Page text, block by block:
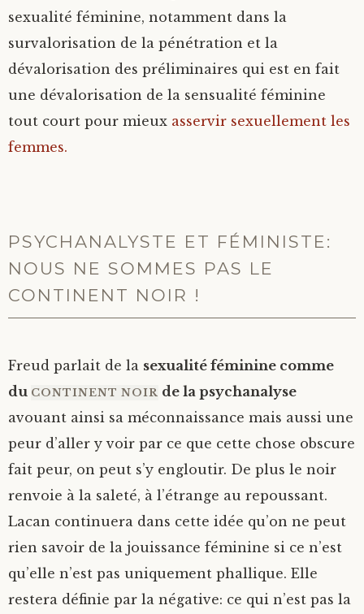
sexualité féminine, notamment dans la
survalorisation de la pénétration et la
dévalorisation des préliminaires qui est en fait
une dévalorisation de la sensualité féminine
tout court pour mieux asservir sexuellement les
femmes.
PSYCHANALYSTE ET FÉMINISTE:
NOUS NE SOMMES PAS LE
CONTINENT NOIR !
Freud parlait de la sexualité féminine comme
du CONTINENT NOIR de la psychanalyse
avouant ainsi sa méconnaissance mais aussi une
peur d’aller y voir par ce que cette chose obscure
fait peur, on peut s’y engloutir. De plus le noir
renvoie à la saleté, à l’étrange au repoussant.
Lacan continuera dans cette idée qu’on ne peut
rien savoir de la jouissance féminine si ce n’est
qu’elle n’est pas uniquement phallique. Elle
restera définie par la négative: ce qui n’est pas la